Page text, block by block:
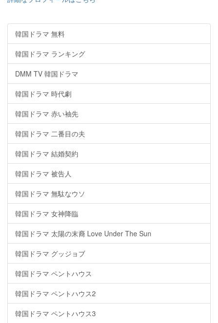
韓国ドラマ 無料
韓国ドラマ ランキング
DMM TV 韓国ドラマ
韓国ドラマ 時代劇
韓国ドラマ 赤い袖先
韓国ドラマ 二番目の夫
韓国ドラマ 結婚契約
韓国ドラマ 被告人
韓国ドラマ 無駄なウソ
韓国ドラマ 女神降臨
韓国ドラマ 太陽の末裔 Love Under The Sun
韓国ドラマ グッジョブ
韓国ドラマ ペントハウス
韓国ドラマ ペントハウス2
韓国ドラマ ペントハウス3